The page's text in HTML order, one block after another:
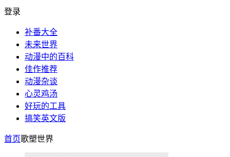
登录
补番大全
未来世界
动漫中的百科
佳作推荐
动漫杂谈
心灵鸡汤
好玩的工具
搞笑英文版
首页歌塑世界